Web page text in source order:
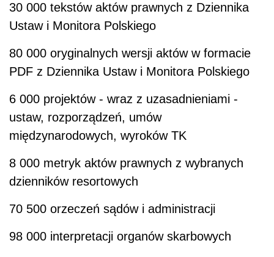
30 000 tekstów aktów prawnych z Dziennika
Ustaw i Monitora Polskiego
80 000 oryginalnych wersji aktów w formacie
PDF z Dziennika Ustaw i Monitora Polskiego
6 000 projektów - wraz z uzasadnieniami -
ustaw, rozporządzeń, umów
międzynarodowych, wyroków TK
8 000 metryk aktów prawnych z wybranych
dzienników resortowych
70 500 orzeczeń sądów i administracji
98 000 interpretacji organów skarbowych